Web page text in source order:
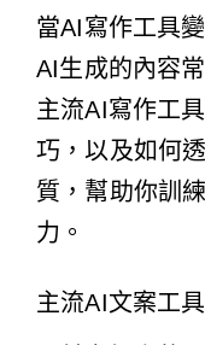
當AI寫作工具
AI生成的內容
主流AI寫作工
巧，以及如何
質，幫助你訓
力。
主流AI文案工